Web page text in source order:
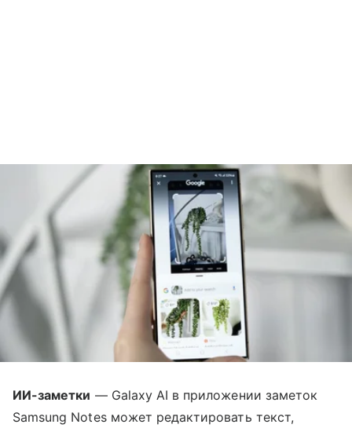
ИИ-заметки — Galaxy AI в приложении заметок
Samsung Notes может редактировать текст,